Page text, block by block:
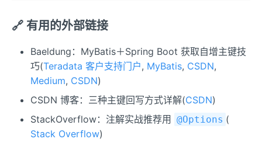
🔗 有用的外部链接
Baeldung：MyBatis＋Spring Boot 获取自增主键技
巧(Teradata 客户支持门户, MyBatis, CSDN,
Medium, CSDN)
CSDN 博客：三种主键回写方式详解(CSDN)
StackOverflow：注解实战推荐用
@Options (
Stack Overflow)